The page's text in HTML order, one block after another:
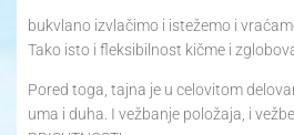
bukvlano izvlačimo i istežemo i
Tako isto i fleksibilnost kičme i
Pored toga, tajna je u celovitom
uma i duha. I vežbanje položaja, i